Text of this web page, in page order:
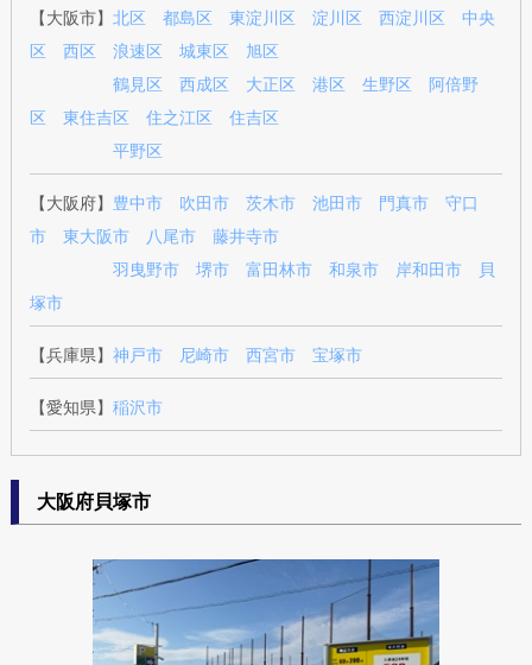
【大阪市】 北区 都島区 東淀川区 淀川区 西淀川区
中央
区
西区 浪速区 城東区
旭区
鶴見区
西成区 大正区 港区 生野区
阿倍野
区
東住吉区 住之江区
住吉区
平野区
【大阪府】 豊中市 吹田市 茨木市 池田市 門真市
守口
市
東大阪市 八尾市
藤井寺市
羽曳野市
堺市 富田林市 和泉市 岸和田市
貝
塚市
【兵庫県】 神戸市 尼崎市 西宮市 宝塚市
【愛知県】 稲沢市
大阪府貝塚市